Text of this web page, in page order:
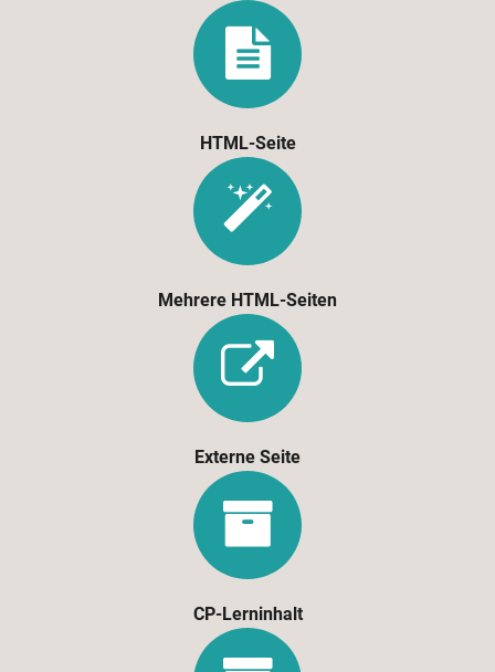
HTML-Seite
Mehrere HTML-Seiten
Externe Seite
CP-Lerninhalt